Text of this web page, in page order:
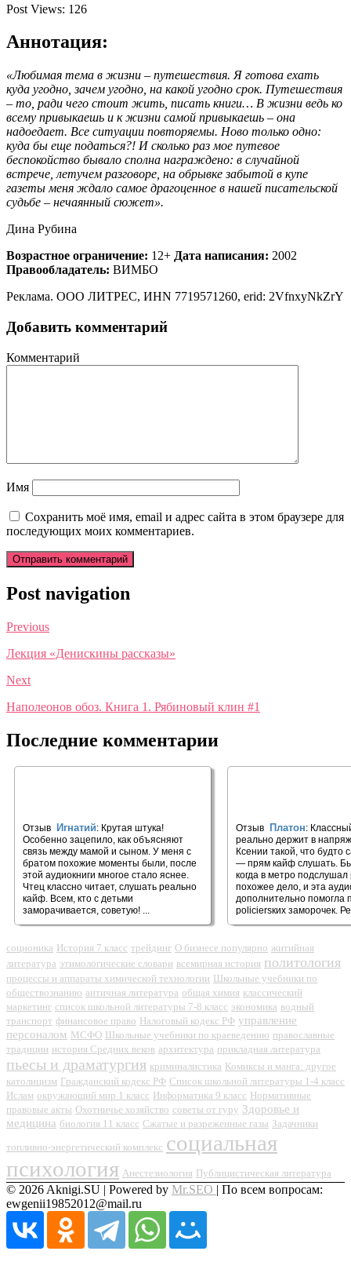
Post Views: 126
Аннотация:
«Любимая тема в жизни – путешествия. Я готова ехать
куда угодно, зачем угодно, на какой угодно срок. Путешествия
– то, ради чего стоит жить, писать книги… В жизни ведь ко
всему привыкаешь и к жизни самой привыкаешь – она
надоедает. Все ситуации повторяемы. Ново только одно:
куда бы еще податься?! И сколько раз мое путевое
беспокойство бывало сполна награждено: в случайной
встрече, летучем разговоре, на обрывке забытой в купе
газеты меня ждало самое драгоценное в нашей писательской
судьбе – нечаянный сюжет».
Дина Рубина
Возрастное ограничение: 12+ Дата написания: 2002
Правообладатель: ВИМБО
Реклама. ООО ЛИТРЕС, ИНN 7719571260, erid: 2VfnxyNkZrY
Добавить комментарий
Комментарий
Имя
Сохранить моё имя, email и адрес сайта в этом браузере для
последующих моих комментариев.
Post navigation
Previous
Лекция «Денискины рассказы»
Next
Наполеонов обоз. Книга 1. Рябиновый клин #1
Последние комментарии
Отзыв Игнатий: Крутая штука!
Особенно зацепило, как объясняют
связь между мамой и сыном. У меня с
братом похожие моменты были, после
этой аудиокниги многое стало яснее.
Чтец классно читает, слушать реально
кайф. Всем, кто с детьми
заморачивается, советую! ...
Отзыв Платон:
реально держит в
Ксении такой, что будто
— прям кайф слушать.
когда в метро подслушал
похожее дело, и эта
дополнительно помогла
policiersких заморочек.
соционика История 7 класс трейдинг О бизнесе популярно житийная
литература этимологические словари всемирная история политология
процессы и аппараты химической технологии Школьные учебники по
обществознанию античная литература общая химия классический
маркетинг список школьной литературы 7-8 класс экономика водный
транспорт финансовое право Налоговый кодекс РФ управление
персоналом МСФО Школьные учебники по краеведению православные
традиции история Средних веков архитектура прикладная литература
пьесы и драматургия криминалистика Комиксы и манга: другое
католицизм Гражданский кодекс РФ Список школьной литературы 1-4 класс
Ислам окружающий мир 1 класс Информатика 9 класс Нормативные
правовые акты Охотничье хозяйство советы от гуру Здоровье и
медицина биология 11 класс Сжатые и разреженные газы Задачники
топливно-энергетический комплекс социальная
психология Анестезиология Публицистическая литература
© 2026 Aknigi.SU | Powered by Mr.SEO | По всем вопросам:
ewgenii19852012@mail.ru